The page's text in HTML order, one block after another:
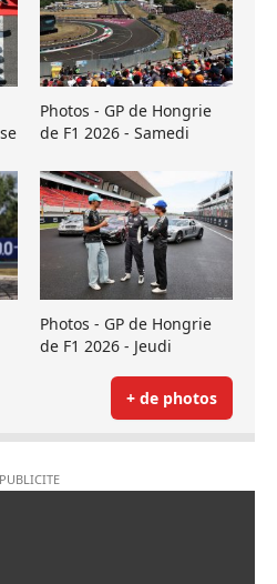
Photos - GP de Hongrie
de F1 2026 - Samedi
Photos - GP de Hongrie
de F1 2026 - Jeudi
+ de photos